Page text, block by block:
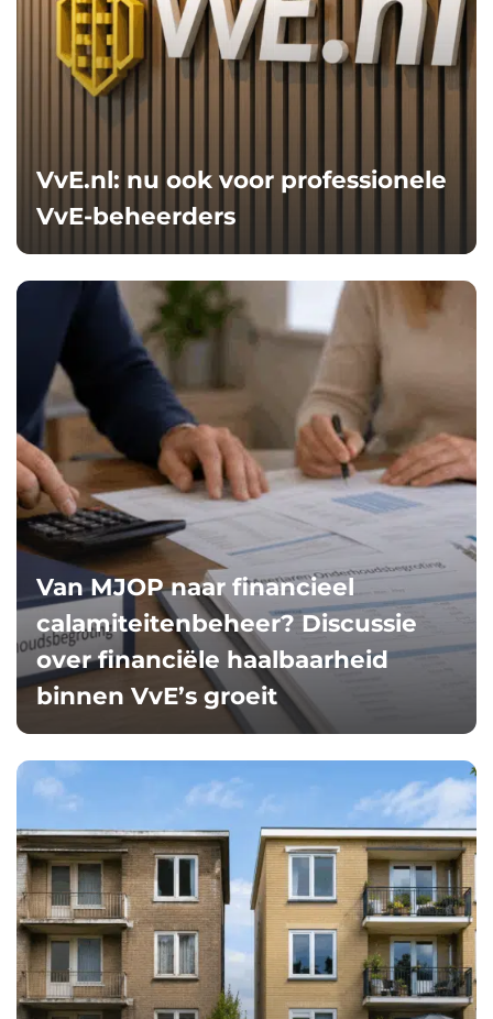
VvE.nl: nu ook voor professionele
VvE-beheerders
Van MJOP naar financieel
calamiteitenbeheer? Discussie
over financiële haalbaarheid
binnen VvE’s groeit